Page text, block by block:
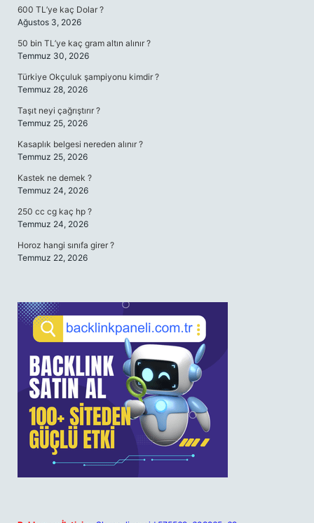
600 TL’ye kaç Dolar ?
Ağustos 3, 2026
50 bin TL’ye kaç gram altın alınır ?
Temmuz 30, 2026
Türkiye Okçuluk şampiyonu kimdir ?
Temmuz 28, 2026
Taşıt neyi çağrıştırır ?
Temmuz 25, 2026
Kasaplık belgesi nereden alınır ?
Temmuz 25, 2026
Kastek ne demek ?
Temmuz 24, 2026
250 cc cg kaç hp ?
Temmuz 24, 2026
Horoz hangi sınıfa girer ?
Temmuz 22, 2026